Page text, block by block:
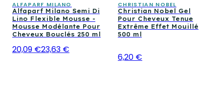
ALFAPARF MILANO
Alfaparf Milano Semi Di
Lino Flexible Mousse -
Mousse Modélante Pour
Cheveux Bouclés 250 ml
20,09 €23,63 €
CHRISTIAN NOBEL
Christian Nobel Gel
Pour Cheveux Tenue
Extrême Effet Mouillé
500 ml
6,20 €